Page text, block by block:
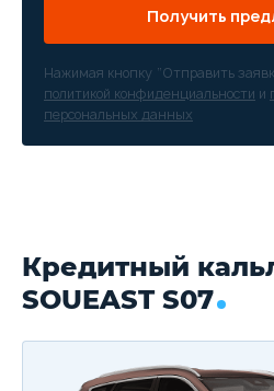
Получить
Нажимая кнопку “Отправить
политикой конфиденциальности и
персональных данных
Кредитный
SOUEAST S07